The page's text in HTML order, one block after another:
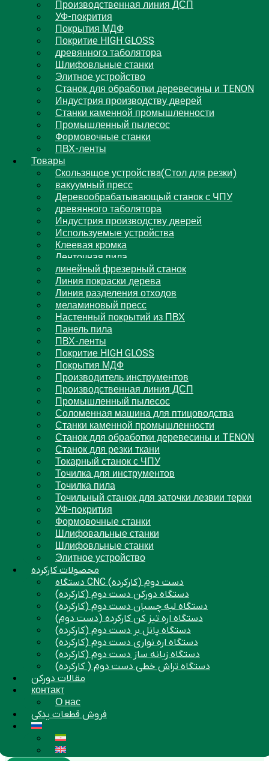
Производственная линия ДСП
УФ-покрития
Покрытия МДФ
Покритие HIGH GLOSS
древянного таболятора
Шлифовльные станки
Элитное устройство
Станок для обработки деревесины и TENON
Индустрия производству дверей
Станки каменной промышленности
Промышленный пылесос
Формовочные станки
ПВХ-ленты
Товары
Cкользящoe устройствa(Стол для резки)
вакуумный пресс
Деревообрабатывающый станок с ЧПУ
древянного таболятора
Индустрия производству дверей
Используемые устройства
Клеевая кромка
Ленточная пила
линейный фрезерный станок
Линия покраски дерева
Линия разделения отходов
меламиновый пресс
Настенный покрытий из ПВХ
Панель пила
ПВХ-ленты
Покритие HIGH GLOSS
Покрытия МДФ
Производитель инструментов
Производственная линия ДСП
Промышленный пылесос
Соломенная машина для птицоводства
Станки каменной промышленности
Станок для обработки деревесины и TENON
Станок для резки ткани
Токарный станок с ЧПУ
Точилка для инструментов
Точилка пила
Точильный станок для заточки лезвии терки
УФ-покрития
Формовочные станки
Шлифовальные станки
Шлифовльные станки
Элитное устройство
محصولات کارکرده
دستگاه CNC دست دوم (کارکرده)
دستگاه دورکن دست دوم (کارکرده)
دستگاه لبه چسبان دست دوم (کارکرده)
دستگاه اره تیز کن کارکرده (دست دوم)
دستگاه پانل بر دست دوم (کارکرده)
دستگاه اره نواری دست دوم (کارکرده)
دستگاه زبانه ساز دست دوم (کارکرده)
دستگاه تراش خطی دست دوم ( کارکرده)
مقالات دورکن
контакт
О нас
فروش قطعات یدکی